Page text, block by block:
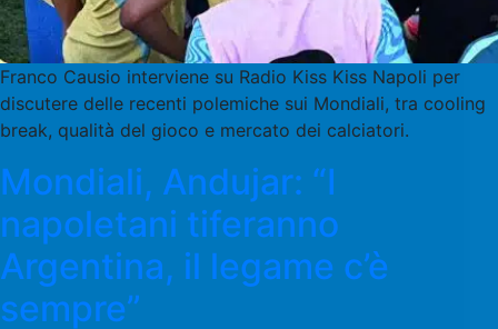
Franco Causio interviene su Radio Kiss Kiss Napoli per
discutere delle recenti polemiche sui Mondiali, tra cooling
break, qualità del gioco e mercato dei calciatori.
Mondiali, Andujar: “I
napoletani tiferanno
Argentina, il legame c’è
sempre”